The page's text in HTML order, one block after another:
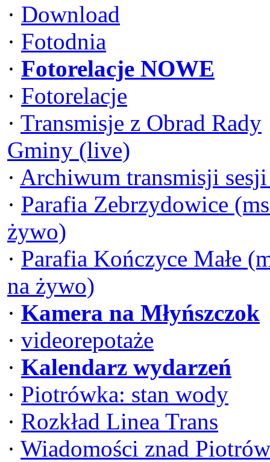
· Download
· Fotodnia
· Fotorelacje NOWE
· Fotorelacje
· Transmisje z Obrad Rady
Gminy (live)
· Archiwum transmisji
· Parafia Zebrzydowice
żywo)
· Parafia Kończyce Małe
na żywo)
· Kamera na Młyńszczok
· videorepotaże
· Kalendarz wydarzeń
· Piotrówka: stan wody
· Rozkład Linea Trans
· Wiadomości znad